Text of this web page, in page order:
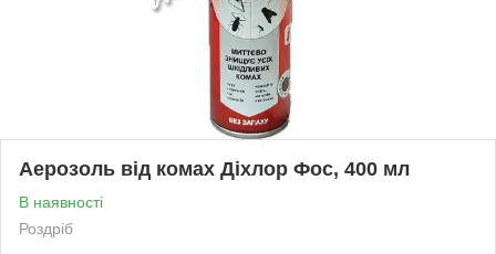
Аерозоль від комах Діхлор Фос, 400 мл
В наявності
Роздріб